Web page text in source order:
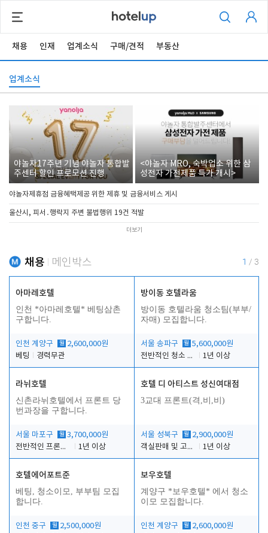
채용 인재 업계소식 구매/견적 부동산
업계소식
야놀자17주년 기념 야놀자 통합발
주센터 할인 프로모션 진행
<야놀자 MRO, 숙박업소 위한 삼
성전자 가전제품 특가 개시>
야놀자제휴점 금융혜택제공 위한 제휴 및 금융서비스 게시
울산시, 피서․행락지 주변 불법행위 19건 적발
더보기
채용 메인박스 1 / 3
아마레호텔
인천 *아마레호텔* 베팅삼촌
구합니다.
인천 계양구 월 2,600,000원
베팅
경력무관
방이동 호텔라움
방이동 호텔라움 청소팀(부부/
자매) 모집합니다.
서울 송파구 월 5,600,000원
전반적인 청소 업무(객실청소.객실정리)
1년 이상
라뉘호텔
신촌라뉘호텔에서 프론트 당
번과장을 구합니다.
서울 마포구 월 3,700,000원
전반적인 프론트 당번업무
1년 이상
호텔 디 아티스트 성신여대점
3교대 프론트(격,비,비)
서울 성북구 월 2,900,000원
객실판매 및 고객응대
1년 이상
호텔에어포트준
베팅, 청소이모, 부부팀 모집
합니다.
인천 중구 월 2,500,000원
보우호텔
계양구 *보우호텔* 에서 청소
이모 모집합니다.
인천 계양구 월 2,600,000원